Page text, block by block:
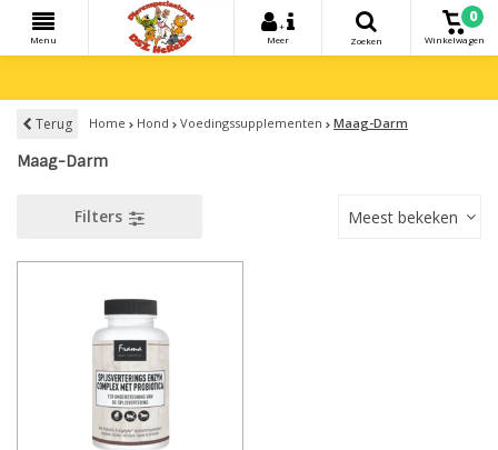
Menu
+
Meer
Zoeken
0
Winkelwagen
Terug Home Hond Voedingssupplementen Maag-Darm
Maag-Darm
Filters Meest bekeken